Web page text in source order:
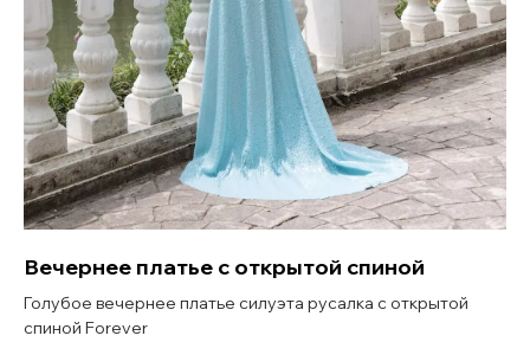
Вечернее платье с открытой спиной
Голубое вечернее платье силуэта русалка с открытой
спиной Forever